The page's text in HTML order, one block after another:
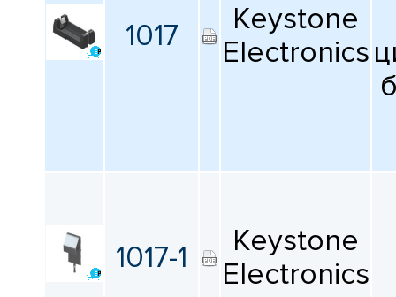
1017
Keystone
Electronics
1017-1
Keystone
Electronics